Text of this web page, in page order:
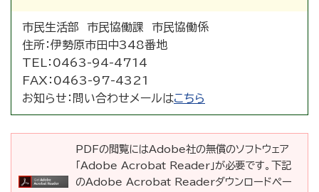
市民生活部 市民協働課 市民協働係
住所：伊勢原市田中348番地
TEL： 0463-94-4714
FAX： 0463-97-4321
お知らせ： 問い合わせメールはこちら
PDFの閲覧にはAdobe社の無償のソフトウェア
「Adobe Acrobat Reader」が必要です。下記
のAdobe Acrobat Readerダウンロードペー